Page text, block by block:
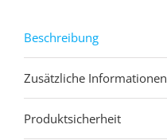
Beschreibung
Zusätzliche Informationen
Produktsicherheit